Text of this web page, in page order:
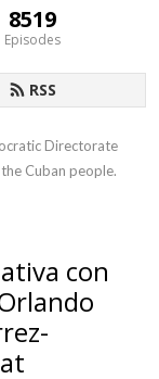
8519
Episodes
RSS
Directorate
Cuban people.
con